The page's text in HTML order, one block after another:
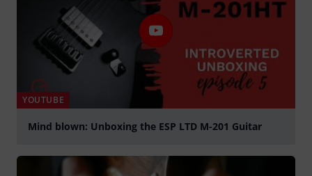
YOUTUBE
Mind blown: Unboxing the ESP LTD M-201 Guitar